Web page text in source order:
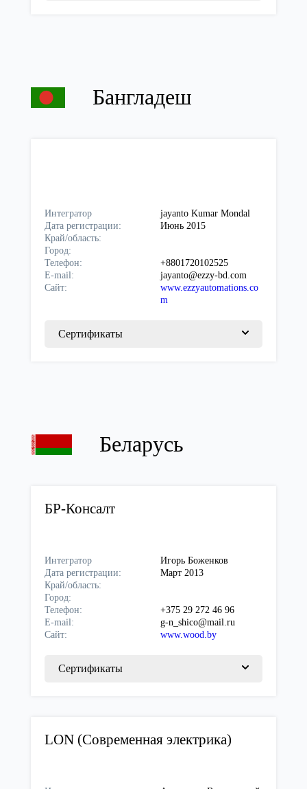
Бангладеш
Интегратор
jayanto Kumar Mondal
Дата регистрации:
Июнь 2015
Край/область:
Город:
Телефон:
+8801720102525
E-mail:
jayanto@ezzy-bd.com
Сайт:
www.ezzyautomations.co
m
Сертификаты
Беларусь
БР-Консалт
Интегратор
Игорь Боженков
Дата регистрации:
Март 2013
Край/область:
Город:
Телефон:
+375 29 272 46 96
E-mail:
g-n_shico@mail.ru
Сайт:
www.wood.by
Сертификаты
LON (Современная электрика)